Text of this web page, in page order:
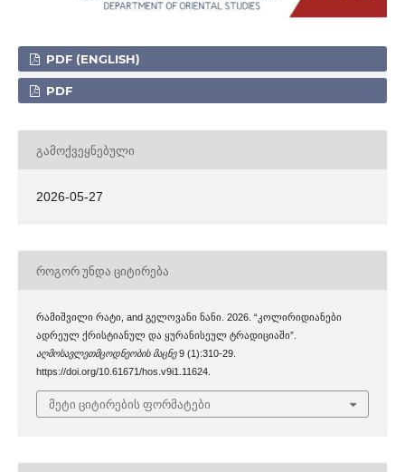
PDF (ENGLISH)
PDF
ᲒᲐᲛᲝᲥᲕᲔᲧᲜᲔᲑᲣᲚᲘ
2026-05-27
ᲠᲝᲒᲝᲠ ᲣᲜᲓᲐ ᲪᲘᲢᲘᲠᲔᲑᲐ
რამიშვილი რატი, and გელოვანი ნანი. 2026. “კოლირიდიანები
ადრეულ ქრისტიანულ და ყურანისეულ ტრადიციაში”.
აღმოსავლეთმცოდნეობის მაცნე9 (1):310-29.
https://doi.org/10.61671/hos.v9i1.11624.
მეტი ციტირების ფორმატები